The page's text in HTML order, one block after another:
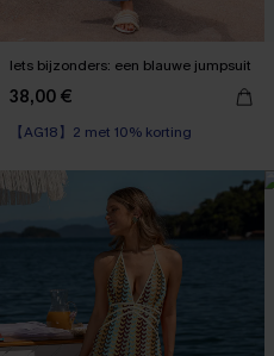
Iets bijzonders: een blauwe jumpsuit
38,00 €
【AG18】2 met 10% korting